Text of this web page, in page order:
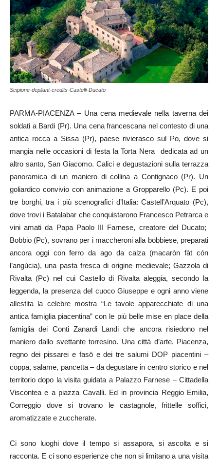
Scipione-depliant-credits-Castelli-Ducato
PARMA-PIACENZA – Una cena medievale nella taverna dei
soldati a Bardi (Pr). Una cena francescana nel contesto di una
antica rocca a Sissa (Pr), paese rivierasco sul Po, dove si
mangia nelle occasioni di festa la Torta Nera dedicata ad un
altro santo, San Giacomo. Calici e degustazioni sulla terrazza
panoramica di un maniero di collina a Contignaco (Pr). Un
goliardico convivio con animazione a Gropparello (Pc). E poi
tre borghi, tra i più scenografici d’Italia: Castell’Arquato (Pc),
dove trovi i Batalabar che conquistarono Francesco Petrarca e
vini amati da Papa Paolo III Farnese, creatore del Ducato;
Bobbio (Pc), sovrano per i maccheroni alla bobbiese, preparati
ancora oggi con ferro da ago da calza (macaròn fàt cón
l’angùcia), una pasta fresca di origine medievale; Gazzola di
Rivalta (Pc) nel cui Castello di Rivalta aleggia, secondo la
leggenda, la presenza del cuoco Giuseppe e ogni anno viene
allestita la celebre mostra “Le tavole apparecchiate di una
antica famiglia piacentina” con le più belle mise en place della
famiglia dei Conti Zanardi Landi che ancora risiedono nel
maniero dallo svettante torresino. Una città d’arte, Piacenza,
regno dei pissarei e fasö e dei tre salumi DOP piacentini –
coppa, salame, pancetta – da degustare in centro storico e nel
territorio dopo la visita guidata a Palazzo Farnese – Cittadella
Viscontea e a piazza Cavalli. Ed in provincia Reggio Emilia,
Correggio dove si trovano le castagnole, frittelle soffici,
aromatizzate e zuccherate.
Ci sono luoghi dove il tempo si assapora, si ascolta e si
racconta. E ci sono esperienze che non si limitano a una visita